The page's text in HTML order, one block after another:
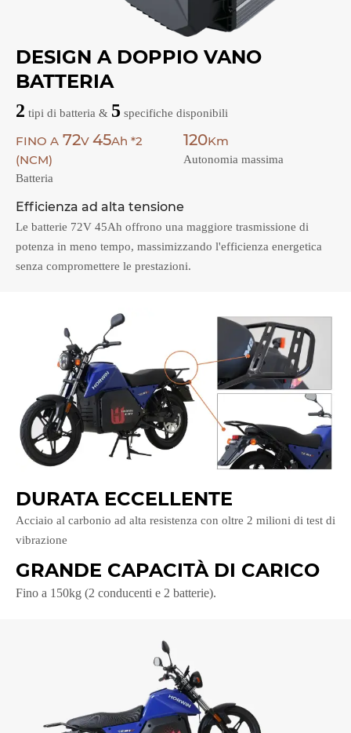
DESIGN A DOPPIO VANO
BATTERIA
2 tipi di batteria & 5 specifiche disponibili
FINO A 72V 45Ah *2
(NCM)
Batteria
120Km
Autonomia massima
Efficienza ad alta tensione
Le batterie 72V 45Ah offrono una maggiore trasmissione di
potenza in meno tempo, massimizzando l'efficienza energetica
senza compromettere le prestazioni.
DURATA ECCELLENTE
Acciaio al carbonio ad alta resistenza con oltre 2 milioni di test di
vibrazione
GRANDE CAPACITÀ DI CARICO
Fino a 150kg (2 conducenti e 2 batterie).